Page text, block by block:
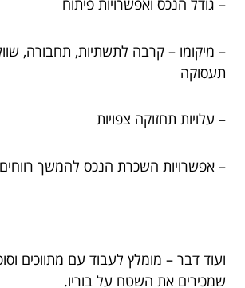
– גודל הנכס ואפשרויות פיתוח
– מיקומו – קרבה לתשתיות, תחבורה,
תעסוקה
– עלויות תחזוקה צפויות
– אפשרויות השכרת הנכס להמשך רווחים
ועוד דבר – מומלץ לעבוד עם מתווכים
שמכירים את השטח על בוריו.